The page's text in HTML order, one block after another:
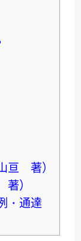
亘 著）
）
・通達